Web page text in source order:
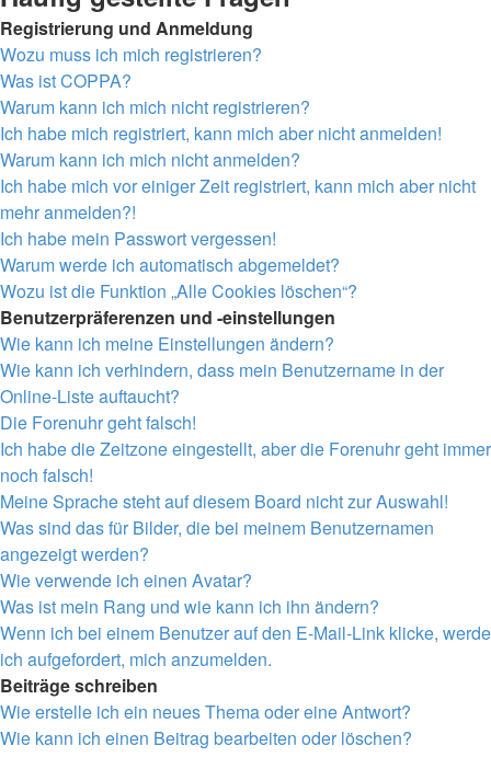
Registrierung und Anmeldung
Wozu muss ich mich registrieren?
Was ist COPPA?
Warum kann ich mich nicht registrieren?
Ich habe mich registriert, kann mich aber nicht anmelden!
Warum kann ich mich nicht anmelden?
Ich habe mich vor einiger Zeit registriert, kann mich aber nicht
mehr anmelden?!
Ich habe mein Passwort vergessen!
Warum werde ich automatisch abgemeldet?
Wozu ist die Funktion „Alle Cookies löschen“?
Benutzerpräferenzen und -einstellungen
Wie kann ich meine Einstellungen ändern?
Wie kann ich verhindern, dass mein Benutzername in der
Online-Liste auftaucht?
Die Forenuhr geht falsch!
Ich habe die Zeitzone eingestellt, aber die Forenuhr geht immer
noch falsch!
Meine Sprache steht auf diesem Board nicht zur Auswahl!
Was sind das für Bilder, die bei meinem Benutzernamen
angezeigt werden?
Wie verwende ich einen Avatar?
Was ist mein Rang und wie kann ich ihn ändern?
Wenn ich bei einem Benutzer auf den E-Mail-Link klicke, werde
ich aufgefordert, mich anzumelden.
Beiträge schreiben
Wie erstelle ich ein neues Thema oder eine Antwort?
Wie kann ich einen Beitrag bearbeiten oder löschen?